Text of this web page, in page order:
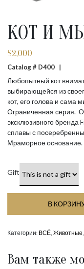
КОТ И
$2,000
Catalog # D400 |
Любопытный кот
выбирающейся из
кот, его голова и сама
Ограниченная серия.
эксклюзивного бренда
сплавы с
Мраморное основание.
Gift
В
Категории: ВСЁ, Животные,
Вам также